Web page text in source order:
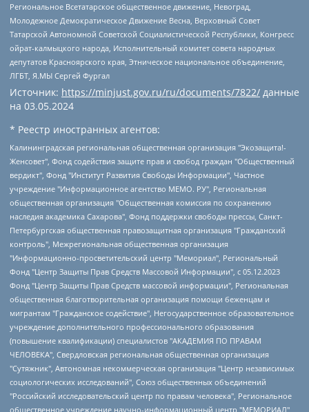
Региональное Всетатарское общественное движение, Невоград,
Молодежное Демократическое Движение Весна, Верховный Совет
Татарской Автономной Советской Социалистической Республики, Конгресс
ойрат-калмыцкого народа, Исполнительный комитет совета народных
депутатов Красноярского края, Этническое национальное объединение,
ЛГБТ, Я.МЫ Сергей Фургал
Источник: https://minjust.gov.ru/ru/documents/7822/ данные
на 03.05.2024
* Реестр иностранных агентов:
Калининградская региональная общественная организация "Экозащита!-Женсовет", Фонд содействия защите прав и свобод граждан "Общественный вердикт", Фонд "Институт Развития Свободы Информации", Частное учреждение "Информационное агентство МЕМО. РУ", Региональная общественная организация "Общественная комиссия по сохранению наследия академика Сахарова", Фонд поддержки свободы прессы, Санкт-Петербургская общественная правозащитная организация "Гражданский контроль", Межрегиональная общественная организация "Информационно-просветительский центр "Мемориал", Региональный Фонд "Центр Защиты Прав Средств Массовой Информации", с 05.12.2023 Фонд "Центр Защиты Прав Средств массовой информации", Региональная общественная благотворительная организация помощи беженцам и мигрантам "Гражданское содействие", Негосударственное образовательное учреждение дополнительного профессионального образования (повышение квалификации) специалистов "АКАДЕМИЯ ПО ПРАВАМ ЧЕЛОВЕКА", Свердловская региональная общественная организация "Сутяжник", Автономная некоммерческая организация "Центр независимых социологических исследований", Союз общественных объединений "Российский исследовательский центр по правам человека", Региональное общественное учреждение научно-информационный центр "МЕМОРИАЛ", Некоммерческая организация "Фонд защиты гласности", Автономная некоммерческая организация "Институт прав человека", Городская общественная организация "Екатеринбургское общество "МЕМОРИАЛ", Городская общественная организация "Рязанское историко-просветительское и правозащитное общество "Мемориал" (Рязанский Мемориал), Челябинский региональный орган общественной самодеятельности – женское общественное объединение "Женщины Евразии", Челябинский региональный орган общественной самодеятельности "Уральская правозащитная группа", Фонд содействия защите здоровья и социальной справедливости имени Андрея Рылькова, Автономная Некоммерческая Организация "Аналитический Центр Юрия Левады", Автономная некоммерческая организация социальной поддержки населения "Проект Апрель", Региональная общественная организация помощи женщинам и детям, находящимся в кризисной ситуации "Информационно-методический центр "Анна", Фонд содействия развитию массовых коммуникаций и правовому просвещению "Так-так-Так", Фонд содействия устойчивому развитию "Серебряная тайга", Свердловский региональный общественный фонд социальных проектов "Новое время", "Idel.Реалии", Кавказ.Реалии, Крым.Реалии, Телеканал Настоящее Время, Татаро-башкирская служба Радио Свобода (Azatliq Radiosi), Радио Свободная Европа/Радио Свобода (PCE/PC), "Сибирь.Реалии", "Фактограф", Благотворительный фонд помощи осужденным и их семьям, Автономная некоммерческая организация "Институт глобализации и социальных движений", Фонд "В защиту прав заключенных", Частное учреждение "Центр поддержки и содействия развитию средств массовой информации", Пензенский региональный общественный благотворительный фонд "Гражданский союз", "Север.Реалии", Некоммерческая организация Фонд "Правовая инициатива", Общество с ограниченной ответственностью "Радио Свободная Европа/Радио Свобода", Чешское информационное агентство "MEDIUM-ORIENT", Красноярская региональная общественная организация "Мы против СПИДа", Камалягин Денис Николаевич, Маркелов Сергей Евгеньевич, Пономарев Лев Александрович, Савицкая Людмила Алексеевна, Автономная некоммерческая организация "Центр по работе с проблемой насилия "НАСИЛИЮ.НЕТ", Межрегиональный профессиональный союз работников здравоохранения "Альянс врачей", Юридическое лицо, зарегистрированное в Латвийской Республике, SIA "Medusa Project" (регистрационный номер 40103797863, дата регистрации 10.06.2014), Некоммерческая организация "Фонд по борьбе с коррупцией", Автономная некоммерческая организация "Институт права и публичной политики", Баданин Роман Сергеевич, Гликин Максим Александрович, Железнова Мария Михайловна, Лукьянова Юлия Сергеевна, Маетная Елизавета Витальевна, Маняхин Петр Борисович, Чуракова Ольга Владимировна, Ярош Юлия Петровна, Юридическое лицо "The Insider SIA", зарегистрированное в Риге, Латвийская Республика (дата регистрации 26.06.2015), являющееся администратором доменного имени интернет-издания "The Insider SIA", https://theins.ru, Постернак Алексей Евгеньевич, Рубин Михаил Аркадьевич, Анин Роман Александрович, Юридическое лицо Istories fonds, зарегистрированное в Латвийской Республике (регистрационный номер 50008295751, дата регистрации 24.02.2020), Великовский Дмитрий Александрович, Долинина Ирина Николаевна, Мароховская Алеся Алексеевна, Шлейнов Роман Юрьевич, Шмагун Олеся Валентиновна, Общество с ограниченной ответственностью "Альтаир 2021", Общество с ограниченной ответственностью "Вега 2021", Общество с ограниченной ответственностью "Главный редактор 2021", Общество с ограниченной ответственностью "Ромашки монолит", Важенков Артем Валерьевич, Ивановская областная общественная организация "Центр гендерных исследований", Гурман Юрий Альбертович, Медиапроект "ОВД-Инфо", Егоров Владимир Владимирович, Жилинский Владимир Александрович, Общество с ограниченной ответственностью "ЗП", Иванова София Юрьевна, Карезина Инна Павловна, Кильтау Екатерина Викторовна, Петров Алексей Викторович, Пискунов Сергей Евгеньевич, Смирнов Сергей Сергеевич, Тихонов Михаил Сергеевич, Общество с ограниченной ответственностью "ЖУРНАЛИСТ-ИНОСТРАННЫЙ АГЕНТ", Арапова Галина Юрьевна, Вольтская Татьяна Анатольевна, Американская компания "Mason G.E.S. Anonymous Foundation" (США), являющаяся владельцем интернет-издания https://mnews.world/, Компания "Stichting Bellingcat", зарегистрированная в Нидерландах (дата регистрации 11.07.2018), Захаров Андрей Вячеславович, Клепиковская Екатерина Дмитриевна, Общество с ограниченной ответственностью "МЕМО", Перл Роман Александрович, Симонов Евгений Алексеевич, Соловьева Елена Анатольевна, Сотников Даниил Владимирович, Сурначева Елизавета Дмитриевна, Автономная некоммерческая организация по защите прав человека и информированию населения "Якутия – Наше Мнение", Общество с ограниченной ответственностью "Москоу диджитал медиа", с 26.01.2023 Общество с ограниченной ответственностью "Чайка Белые сады", Ветошкина Валерия Валерьевна, Заговора Максим Александрович, Межрегиональное общественное движение "Российская ЛГБТ - сеть", Оленичев Максим Владимирович, Павлов Иван Юрьевич, Скворцова Елена Сергеевна, Общество с ограниченной ответственностью "Как бы инагент", Кочетков Игорь Викторович, Общество с ограниченной ответственностью "Честные выборы", Еланчик Олег Александрович, Общество с ограниченной ответственностью "Нобелевский призыв", Гималова Регина Эмилевна, Григорьев Андрей Валерьевич, Григорьева Алина Александровна, Ассоциация по содействию защите прав призывников, альтернативнослужащих и военнослужащих "Правозащитная группа "Гражданин.Армия.Право", Хисамова Регина Фаритовна, Автономная некоммерческая организация по реализации социально-правовых программ "Лилит", Дальневосточное общественное движение "Маяк", Санкт-Петербургская ЛГБТ-инициативная группа "Выход", Инициативная группа ЛГБТ+ "Реверс", Алексеев Андрей Викторович, Бекбулатова Таисия Львовна, Беляев Иван Михайлович, Владыкина Елена Сергеевна, Гельман Марат Александрович, Никульшина Вероника Юрьевна, Толоконникова Надежда Андреевна, Шендерович Виктор Анатольевич, Общество с ограниченной ответственностью "Данное сообщение", Общество с ограниченной ответственностью Издательский дом "Новая глава", Айнбиндер Александра Александровна, Московский комьюнити-центр для ЛГБТ+инициатив, Благотворительный фонд развития филантропии, Deutsche Welle (Германия, Kurt-Schumacher-Strasse 3, 53113 Bonn), Борзунова Мария Михайловна, Воробьев Виктор Викторович, Голубева Анна Львовна, Константинова Алла Михайловна, Малкова Ирина Владимировна, Мурадов Мурад Абдулгалимович, Осетинская Елизавета Николаевна, Понасенков Евгений Николаевич, Ганапольский Матвей Юрьевич, Киселев Евгений Алексеевич, Борухович Ирина Григорьевна, Дремин Иван Тимофеевич, Дубровский Дмитрий Викторович, Красноярская региональная общественная организация поддержки и развития альтернативных образовательных технологий и межкультурных коммуникаций "ИНТЕРРА", Маяковская Екатерина Алексеевна, Фейгин Марк Захарович, Филимонов Андрей Викторович, Дзугкоева Регина Николаевна, Доброхотов Роман Александрович, Дудь Юрий Александрович, Елкин Сергей Владимирович, Кругликов Кирилл Игоревич, Сабунаева Мария Леонидовна, Семенов Алексей Владимирович, Шаинян Карен Багратович, Шульман Екатерина Михайловна, Асафьев Артур Валерьевич, Вахштайн Виктор Семенович, Венедиктов Алексей Алексеевич, Лушникова Екатерина Евгеньевна, Волков Леонид Михайлович, Невзоров Александр Глебович, Пархоменко Сергей Борисович, Сироткин Ярослав Николаевич, Кара-Мурза Владимир Владимирович, Баранова Наталья Владимировна, Гозман Леонид Яковлевич, Кагарлицкий Борис Юльевич, Климарев Михаил Валерьевич, Милов Владимир Станиславович, Автономная некоммерческая организация Краснодарский центр современного искусства "Типография", Моргенштерн Алишер Тагирович, Соболь Любовь Эдуардовна, Общество с ограниченной ответственностью "ЛИЗА НОРМ", Каспаров Гарри Кимович, Ходорковский Михаил Борисович, Общество с ограниченной ответственностью "Апрельские тезисы", Данилович Ирина Брониславовна, Кашин Олег Владимирович, Петров Николай Владимирович, Пивоваров Алексей Владимирович, Соколов Михаил Владимирович, Цветкова Юлия Владимировна, Чичваркин Евгений Александрович, Комитет против пыток/Команда против пыток, Общество с ограниченной ответственностью "Первый научный", Общество с ограниченной ответственностью "Вертолет и ко", Белоцерковская Вероника Борисовна, Кац Максим Евгеньевич, Лазарева Татьяна Юрьевна, Шаведдинов Руслан Табризович, Яшин Илья Валерьевич, Общество с ограниченной ответственностью "Иноагент ААВ", Алешковский Дмитрий Петрович, Альбац Евгения Марковна, Быков Дмитрий Львович, Галямина Юлия Евгеньевна, Лойко Сергей Леонидович, Мартынов Кирилл Константинович, Медведев Сергей Александрович, Крашенинников Федор Геннадиевич, Гордеева Катерина Вл